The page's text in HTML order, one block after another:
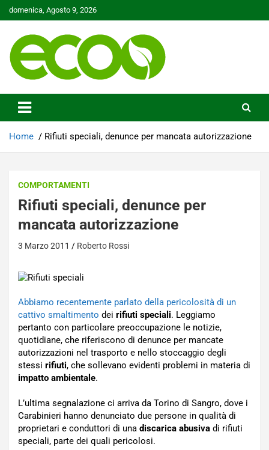
Skip
to
domenica, Agosto 9, 2026
Ecoo.it
Home Rifiuti speciali, denunce per mancata autorizzazione
COMPORTAMENTI
Rifiuti speciali, denunce per
mancata autorizzazione
3 Marzo 2011 Roberto Rossi
Abbiamo recentemente parlato della pericolosità di un
cattivo smaltimento dei rifiuti speciali. Leggiamo
pertanto con particolare preoccupazione le notizie,
quotidiane, che riferiscono di denunce per mancate
autorizzazioni nel trasporto e nello stoccaggio degli
stessi rifiuti, che sollevano evidenti problemi in materia di
impatto ambientale.
L’ultima segnalazione ci arriva da Torino di Sangro, dove i
Carabinieri hanno denunciato due persone in qualità di
proprietari e conduttori di una discarica abusiva di rifiuti
speciali, parte dei quali pericolosi.